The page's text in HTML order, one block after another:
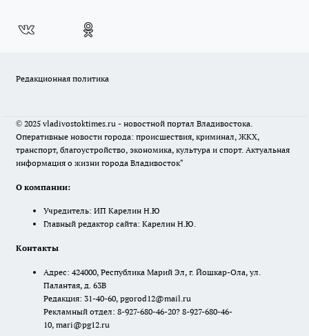
Редакционная политика
© 2025 vladivostoktimes.ru - новостной портал Владивостока.
Оперативные новости города: происшествия, криминал, ЖКХ,
транспорт, благоустройство, экономика, культура и спорт. Актуальная
информация о жизни города Владивосток"
О компании:
Учредитель: ИП Карелин Н.Ю
Главный редактор сайта: Карелин Н.Ю.
Контакты
Адрес: 424000, Республика Марий Эл, г. Йошкар-Ола, ул.
Палантая, д. 63В
Редакция: 31-40-60, pgorod12@mail.ru
Рекламный отдел: 8-927-680-46-20? 8-927-680-46-
10, mari@pg12.ru